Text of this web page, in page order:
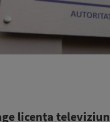
licența